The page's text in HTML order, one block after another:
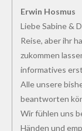
Erwin Hosmus
Liebe Sabine &
Reise, aber ihr
zukommen
informatives
Alle unsere
beantworten
Wir fühlen uns
Händen und